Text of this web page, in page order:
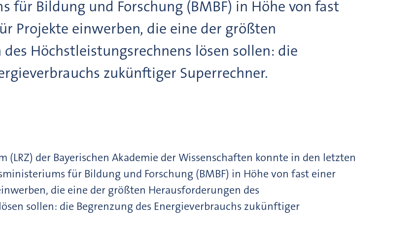
für Bildung und Forschung (BMBF) in Höhe von fast
Projekte einwerben, die eine der größten
Höchstleistungsrechnens lösen sollen: die
zukünftiger Superrechner.
(LRZ) der Bayerischen Akademie der Wissenschaften konnte in den letzten
für Bildung und Forschung (BMBF) in Höhe von fast einer
die eine der größten Herausforderungen des
sollen: die Begrenzung des Energieverbrauchs zukünftiger